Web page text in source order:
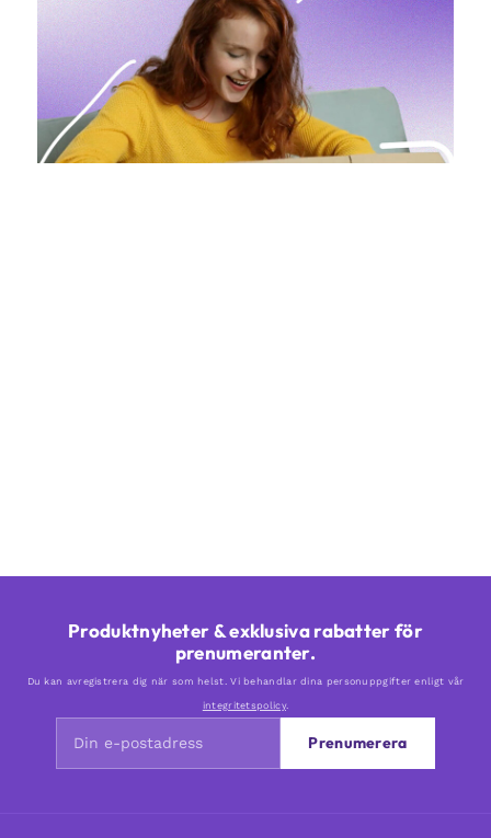
Produktnyheter & exklusiva rabatter för
prenumeranter.
Du kan avregistrera dig när som helst. Vi behandlar dina personuppgifter enligt vår
integritetspolicy.
Prenumerera